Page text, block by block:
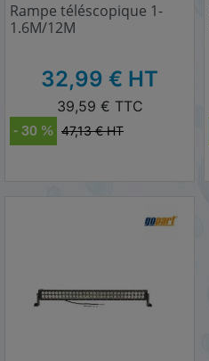
Rampe téléscopique 1-
1.6M/12M
32,99 € HT
39,59 € TTC
Réduction
- 30 % Prix régulier
47,13 € HT